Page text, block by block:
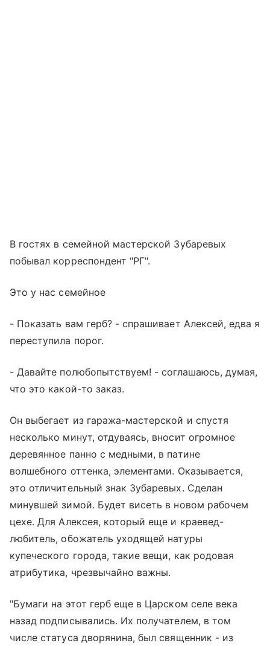
В гостях в семейной мастерской Зубаревых
побывал корреспондент "РГ".
Это у нас семейное
- Показать вам герб? - спрашивает Алексей, едва я
переступила порог.
- Давайте полюбопытствуем! - соглашаюсь, думая,
что это какой-то заказ.
Он выбегает из гаража-мастерской и спустя
несколько минут, отдуваясь, вносит огромное
деревянное панно с медными, в патине
волшебного оттенка, элементами. Оказывается,
это отличительный знак Зубаревых. Сделан
минувшей зимой. Будет висеть в новом рабочем
цехе. Для Алексея, который еще и краевед-
любитель, обожатель уходящей натуры
купеческого города, такие вещи, как родовая
атрибутика, чрезвычайно важны.
"Бумаги на этот герб еще в Царском селе века
назад подписывались. Их получателем, в том
числе статуса дворянина, был священник - из